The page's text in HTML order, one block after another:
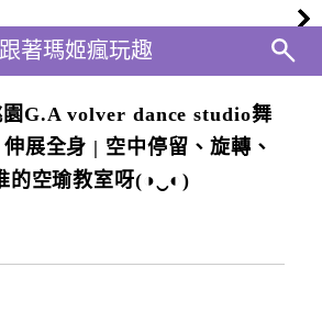
瘋玩趣
跟著瑪姬瘋玩趣
室
園G.A volver dance studio舞
展全身 | 空中停留、旋轉、
的空瑜教室呀(◑‿◐)